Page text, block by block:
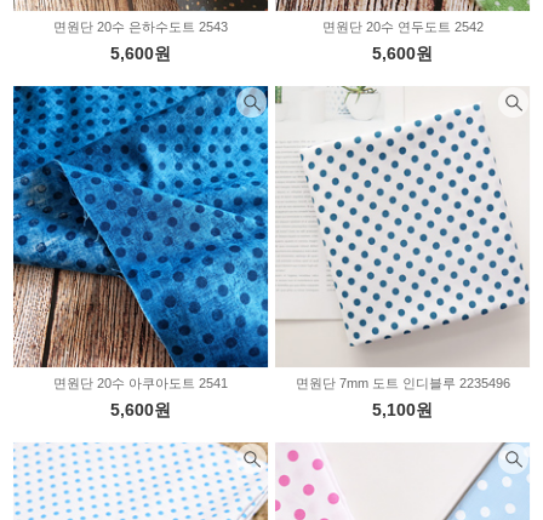
면원단 20수 은하수도트 2543
5,600원
면원단 20수 연두도트 2542
5,600원
면원단 20수 아쿠아도트 2541
5,600원
면원단 7mm 도트 인디블루 2235496
5,100원